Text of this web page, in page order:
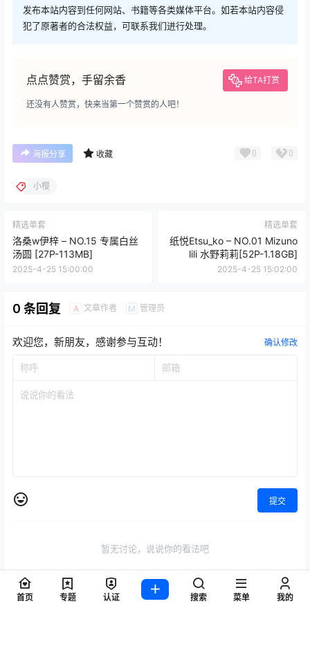
发布本站内容到任何网站、书籍等各类媒体平台。如若本站内容侵
犯了原著者的合法权益，可联系我们进行处理。
点点赞赏，手留余香 给TA打赏
还没有人赞赏，快来当第一个赞赏的人吧！
海报分享 收藏 0 0
小樱
精选单套
洛桑w伊梓 – NO.15 专属白丝
汤圆 [27P-113MB]
2025-4-25 15:00:00
精选单套
纸悦Etsu_ko – NO.01 Mizuno
lili 水野莉莉[52P-1.18GB]
2025-4-25 15:02:00
0 条回复 A 文章作者 M 管理员
欢迎您，新朋友，感谢参与互动！ 确认修改
提交
暂无讨论，说说你的看法吧
首页 专题 认证 搜索 菜单 我的